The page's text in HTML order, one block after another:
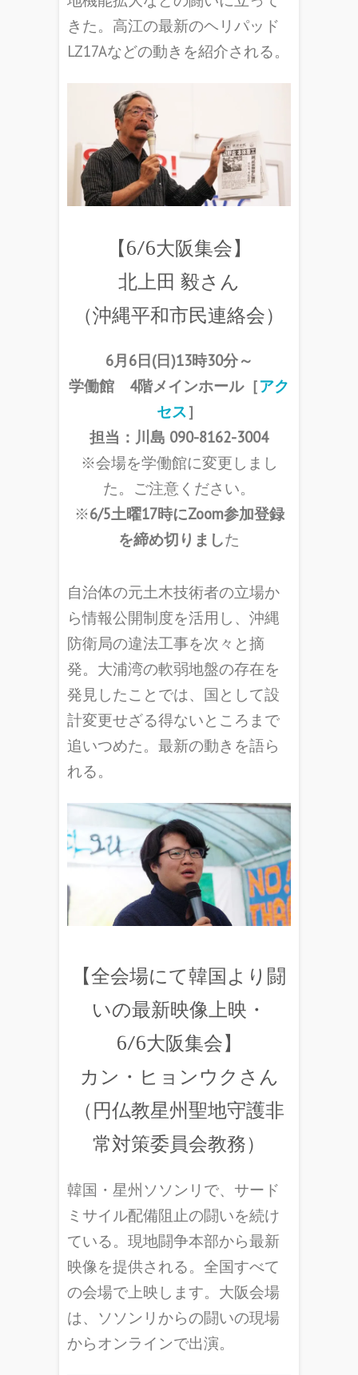
きた。高江の最新のヘリパッド
LZ17Aなどの動きを紹介される。
【6/6大阪集会】
北上田 毅さん
（沖縄平和市民連絡会）
6月6日(日)13時30分～
学働館 4階メインホール［アク
セス］
担当：川島 090-8162-3004
※会場を学働館に変更しまし
た。ご注意ください。
※6/5土曜17時にZoom参加登録
を締め切りました
自治体の元土木技術者の立場か
ら情報公開制度を活用し、沖縄
防衛局の違法工事を次々と摘
発。大浦湾の軟弱地盤の存在を
発見したことでは、国として設
計変更せざる得ないところまで
追いつめた。最新の動きを語ら
れる。
【全会場にて韓国より闘
いの最新映像上映・
6/6大阪集会】
カン・ヒョンウクさん
（円仏教星州聖地守護非
常対策委員会教務）
韓国・星州ソソンリで、サード
ミサイル配備阻止の闘いを続け
ている。現地闘争本部から最新
映像を提供される。全国すべて
の会場で上映します。大阪会場
は、ソソンリからの闘いの現場
からオンラインで出演。